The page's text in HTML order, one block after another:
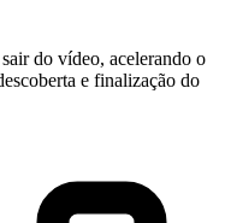
do vídeo, acelerando o
e finalização do